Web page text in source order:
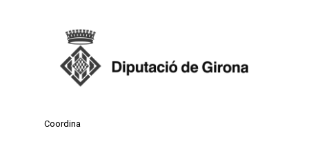
Coordina